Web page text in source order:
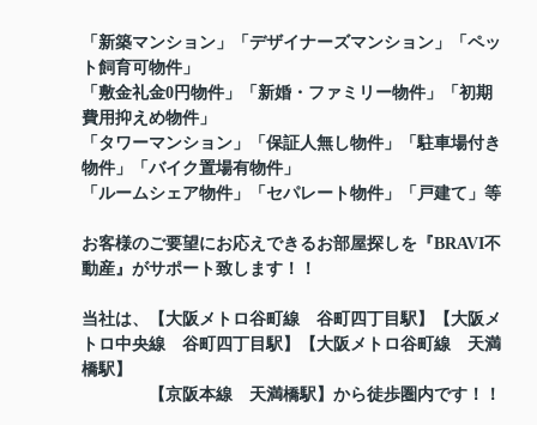
「新築マンション」「デザイナーズマンション」「ペッ
ト飼育可物件」
「敷金礼金0円物件」「新婚・ファミリー物件」「初期
費用抑えめ物件」
「タワーマンション」「保証人無し物件」「駐車場付き
物件」「バイク置場有物件」
「ルームシェア物件」「セパレート物件」「戸建て」等
お客様のご要望にお応えできるお部屋探しを『BRAVI不
動産』がサポート致します！！
当社は、【大阪メトロ谷町線 谷町四丁目駅】【大阪メ
トロ中央線 谷町四丁目駅】【大阪メトロ谷町線 天満
橋駅】
【京阪本線 天満橋駅】から徒歩圏内です！！